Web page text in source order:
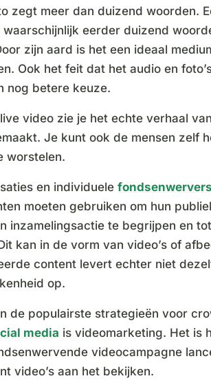
zegt meer dan duizend woorden.
eerder duizend
zijn aard is het een ideaal
Ook het feit dat het audio en
nog betere keuze.
video zie je het echte verhaal
Je kunt ook de mensen zelf
worstelen.
en individuele fondsenwervers
moeten gebruiken om hun
inzamelingsactie te begrijpen en
kan in de vorm van video’s of
content levert echter niet
op.
de populairste strategieën voor
media is videomarketing. Het is
videocampagne
video’s aan het bekijken.